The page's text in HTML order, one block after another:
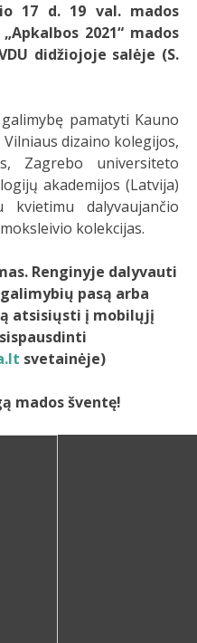
17 d. 19 val. mados
2021“ mados
didžiojoje salėje (S.
pamatyti Kauno
dizaino kolegijos,
Zagrebo universiteto
akademijos (Latvija)
dalyvaujančio
kolekcijas.
Renginyje dalyvauti
pasą arba
atsisiųsti į mobilųjį
svetainėje)
mados šventę!